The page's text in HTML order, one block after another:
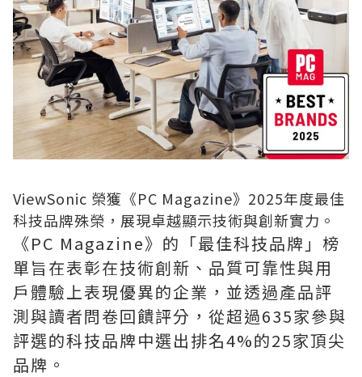
ViewSonic 榮獲《PC Magazine》2025年度最佳
科技品牌殊榮，展現卓越顯示技術與創新實力。
《PC Magazine》的「最佳科技品牌」榜
單旨在表彰在技術創新、品質可靠性與用
戶體驗上表現優異的企業，並透過產品評
測與讀者問卷回饋評分，從超過635家參與
評選的科技品牌中選出排名4%的25家頂尖
品牌。